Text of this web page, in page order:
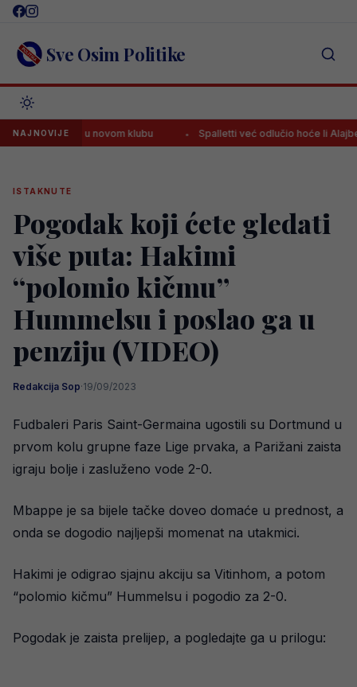
Skip
content Sve Osim Politike
NAJNOVIJEu novom klubu Spalletti već odlučio hoće li Alajbegović
ISTAKNUTE
Pogodak koji ćete gledati
više puta: Hakimi
“polomio kičmu”
Hummelsu i poslao ga u
penziju (VIDEO)
Redakcija Sop·19/09/2023
Fudbaleri Paris Saint-Germaina ugostili su Dortmund u
prvom kolu grupne faze Lige prvaka, a Parižani zaista
igraju bolje i zasluženo vode 2-0.
Mbappe je sa bijele tačke doveo domaće u prednost, a
onda se dogodio najljepši momenat na utakmici.
Hakimi je odigrao sjajnu akciju sa Vitinhom, a potom
“polomio kičmu” Hummelsu i pogodio za 2-0.
Pogodak je zaista prelijep, a pogledajte ga u prilogu: